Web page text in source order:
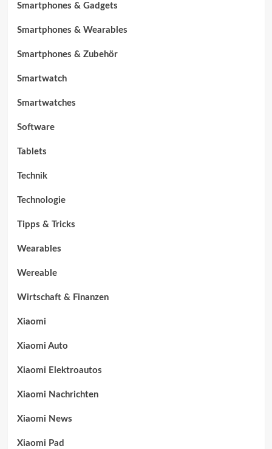
Smartphones & Gadgets
Smartphones & Wearables
Smartphones & Zubehör
Smartwatch
Smartwatches
Software
Tablets
Technik
Technologie
Tipps & Tricks
Wearables
Wereable
Wirtschaft & Finanzen
Xiaomi
Xiaomi Auto
Xiaomi Elektroautos
Xiaomi Nachrichten
Xiaomi News
Xiaomi Pad